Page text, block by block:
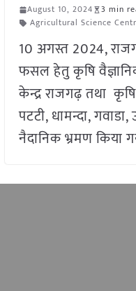
August 10, 2024
3 min
Agricultural Science
10 अगस्त 2024,
फसल हेतु कृषि
केन्द्र राजगढ़ तथा कृषि
पटटी, धामन्दा,
नैदानिक भ्रमण किया